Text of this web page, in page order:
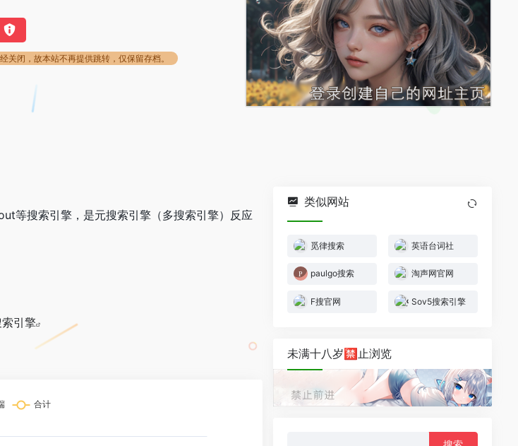
关闭，故本站不再提供跳转，仅保留存档。
等搜索引擎，是元搜索引擎（多搜索引擎）反应
引擎
类似网站
觅律搜索 英语台词社
paulgo搜索 淘声网官网
F搜官网 Sov5搜索引擎
未满十八岁🈲止浏览